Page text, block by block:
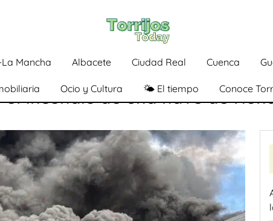
Mancha Albacete Ciudad Real Cuenca
Ocio y Cultura 🌤️ El tiempo Conoce
incendio de una nave de